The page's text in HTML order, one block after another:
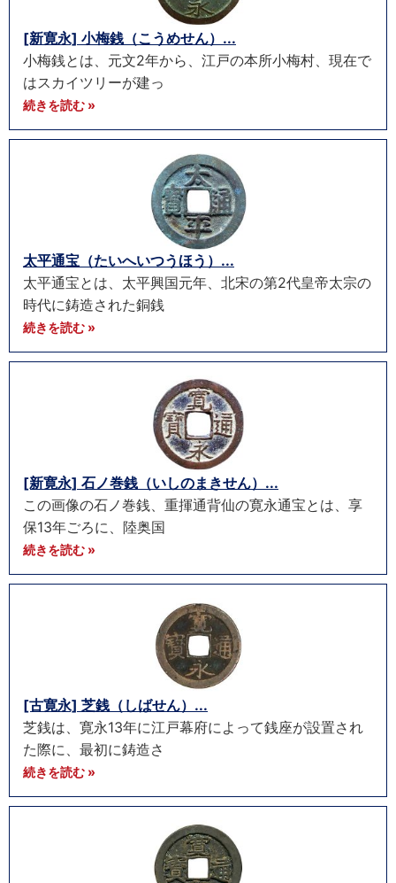
[新寛永] 小梅銭（こうめせん）...
小梅銭とは、元文2年から、江戸の本所小梅村、現在で
はスカイツリーが建っ
続きを読む »
太平通宝（たいへいつうほう）...
太平通宝とは、太平興国元年、北宋の第2代皇帝太宗の
時代に鋳造された銅銭
続きを読む »
[新寛永] 石ノ巻銭（いしのまきせん）...
この画像の石ノ巻銭、重揮通背仙の寛永通宝とは、享
保13年ごろに、陸奥国
続きを読む »
[古寛永] 芝銭（しばせん）...
芝銭は、寛永13年に江戸幕府によって銭座が設置され
た際に、最初に鋳造さ
続きを読む »